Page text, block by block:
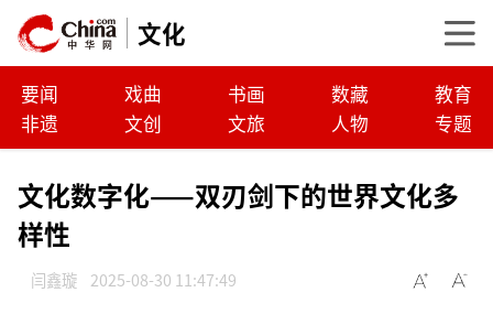
文化
要闻 戏曲 书画 数藏
教育
非遗
文创 文旅 人物 专题
文化数字化——双刃剑下的世界文化多
样性
闫鑫璇 2025-08-30 11:47:49